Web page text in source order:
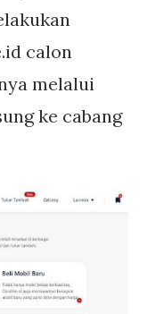
calon
melalui
ke cabang